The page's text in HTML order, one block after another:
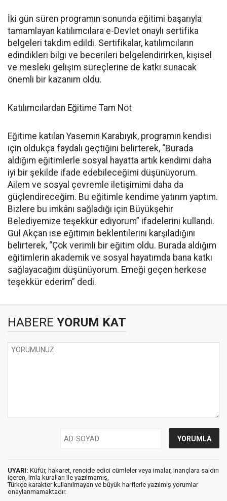
İki gün süren programın sonunda eğitimi başarıyla
tamamlayan katılımcılara e-Devlet onaylı sertifika
belgeleri takdim edildi. Sertifikalar, katılımcıların
edindikleri bilgi ve becerileri belgelendirirken, kişisel
ve mesleki gelişim süreçlerine de katkı sunacak
önemli bir kazanım oldu.
Katılımcılardan Eğitime Tam Not
Eğitime katılan Yasemin Karabıyık, programın kendisi
için oldukça faydalı geçtiğini belirterek, “Burada
aldığım eğitimlerle sosyal hayatta artık kendimi daha
iyi bir şekilde ifade edebileceğimi düşünüyorum.
Ailem ve sosyal çevremle iletişimimi daha da
güçlendireceğim. Bu eğitimle kendime yatırım yaptım.
Bizlere bu imkânı sağladığı için Büyükşehir
Belediyemize teşekkür ediyorum” ifadelerini kullandı.
Gül Akçan ise eğitimin beklentilerini karşıladığını
belirterek, “Çok verimli bir eğitim oldu. Burada aldığım
eğitimlerin akademik ve sosyal hayatımda bana katkı
sağlayacağını düşünüyorum. Emeği geçen herkese
teşekkür ederim” dedi.
HABERE YORUM KAT
UYARI: Küfür, hakaret, rencide edici cümleler veya imalar, inançlara saldırı
içeren, imla kuralları ile yazılmamış,
Türkçe karakter kullanılmayan ve büyük harflerle yazılmış yorumlar
onaylanmamaktadır.